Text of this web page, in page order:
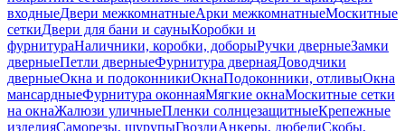
входныеДвери межкомнатныеАрки межкомнатныеМоскитные
сеткиДвери для бани и сауныКоробки и
фурнитураНаличники, коробки, доборыРучки дверныеЗамки
дверныеПетли дверныеФурнитура двернаяДоводчики
дверныеОкна и подоконникиОкнаПодоконники, отливыОкна
мансардныеФурнитура оконнаяМягкие окнаМоскитные сетки
на окнаЖалюзи уличныеПленки солнцезащитныеКрепежные
изделияСаморезы, шурупыГвоздиАнкеры, дюбелиСкобы,